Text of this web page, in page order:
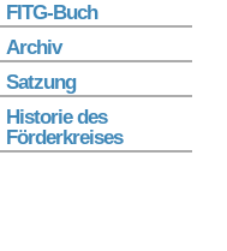
FITG-Buch
Archiv
Satzung
Historie des
Förderkreises